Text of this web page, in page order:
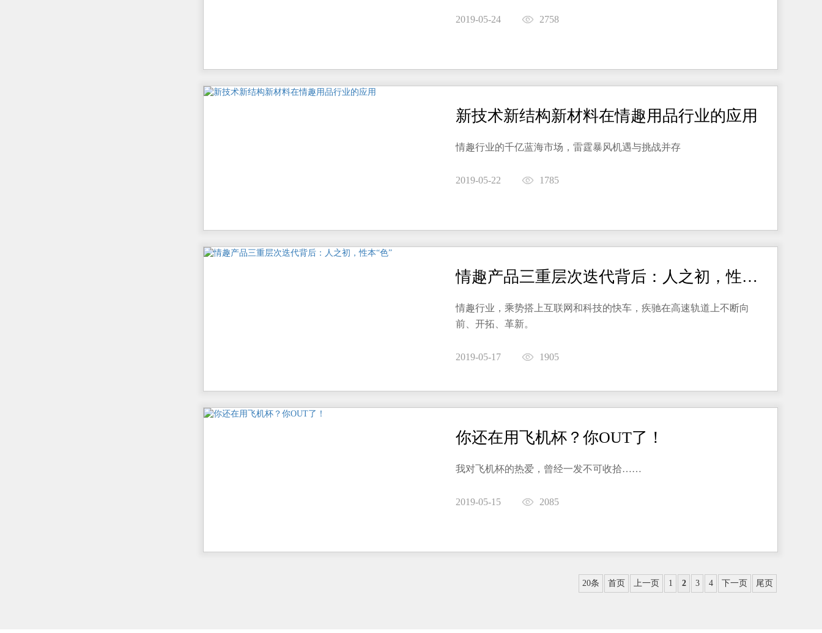
2019-05-24 2758
新技术新结构新材料在情趣用品行业的应用
情趣行业的千亿蓝海市场，雷霆暴风机遇与挑战并存
2019-05-22 1785
情趣产品三重层次迭代背后：人之初，性本“色”
情趣行业，乘势搭上互联网和科技的快车，疾驰在高速轨道上不断向
前、开拓、革新。
2019-05-17 1905
你还在用飞机杯？你OUT了！
我对飞机杯的热爱，曾经一发不可收拾……
2019-05-15 2085
20条 首页 上一页 1 2 3 4 下一页 尾页